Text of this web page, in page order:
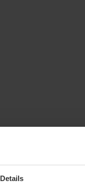
Details